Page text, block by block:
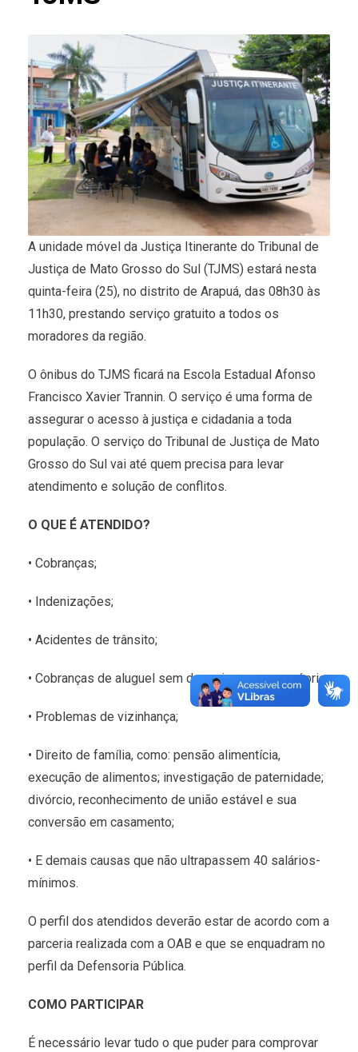
A unidade móvel da Justiça Itinerante do Tribunal de
Justiça de Mato Grosso do Sul (TJMS) estará nesta
quinta-feira (25), no distrito de Arapuá, das 08h30 às
11h30, prestando serviço gratuito a todos os
moradores da região.
O ônibus do TJMS ficará na Escola Estadual Afonso
Francisco Xavier Trannin. O serviço é uma forma de
assegurar o acesso à justiça e cidadania a toda
população. O serviço do Tribunal de Justiça de Mato
Grosso do Sul vai até quem precisa para levar
atendimento e solução de conflitos.
O QUE É ATENDIDO?
• Cobranças;
• Indenizações;
• Acidentes de trânsito;
• Cobranças de aluguel sem despejo para uso próprio;
• Problemas de vizinhança;
• Direito de família, como: pensão alimentícia,
execução de alimentos; investigação de paternidade;
divórcio, reconhecimento de união estável e sua
conversão em casamento;
• E demais causas que não ultrapassem 40 salários-
mínimos.
O perfil dos atendidos deverão estar de acordo com a
parceria realizada com a OAB e que se enquadram no
perfil da Defensoria Pública.
COMO PARTICIPAR
É necessário levar tudo o que puder para comprovar